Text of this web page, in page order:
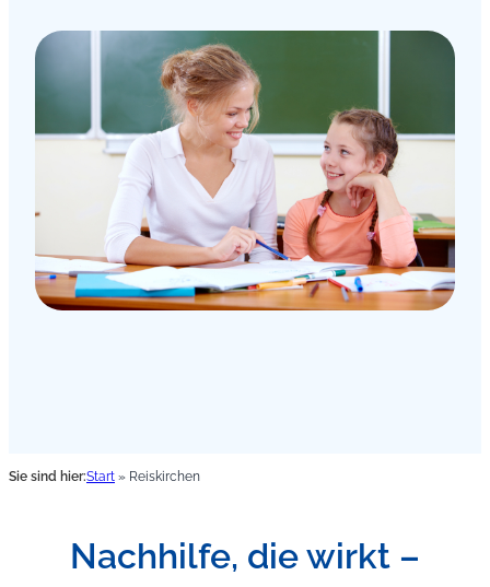
Sie sind hier:Start » Reiskirchen
Nachhilfe, die wirkt –